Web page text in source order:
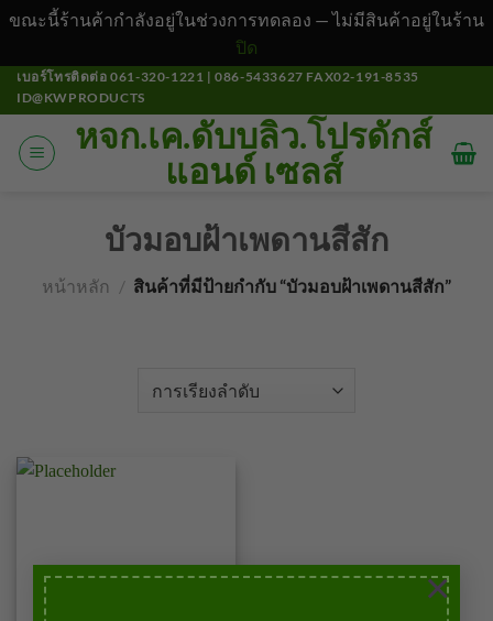
×
ขณะนี้ร้านค้ากำลังอยู่ในช่วงการทดลอง — ไม่มีสินค้าอยู่ในร้าน
ปิด
ข้าม
ไป
เนื้อหา
เบอร์โทรติดต่อ 061-320-1221 | 086-5433627 FAX02-191-8535
ID@KWPRODUCTS
หจก.เค.ดับบลิว.โปรดักส์
แอนด์ เซลส์
บัวมอบฝ้าเพดานสีสัก
หน้าหลัก / สินค้าที่มีป้ายกำกับ “บัวมอบฝ้าเพดานสีสัก”